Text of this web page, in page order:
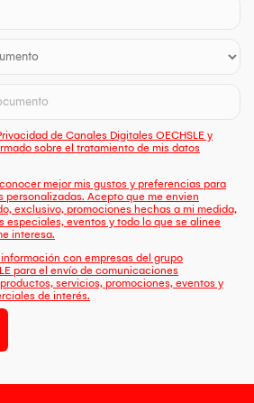
de Canales Digitales OECHSLE y
sobre el tratamiento de mis datos
mejor mis gustos y preferencias para
personalizadas. Acepto que me envien
exclusivo, promociones hechas a mi medida,
especiales, eventos y todo lo que se alinee
interesa.
con empresas del grupo
para el envío de comunicaciones
servicios, promociones, eventos y
de interés.